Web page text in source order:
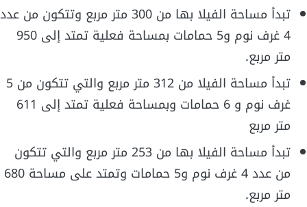
تبدأ مساحة الفيلا بها من 300 متر مربع وتتكون من عدد
4 غرف نوم و5 حمامات بمساحة فعلية تمتد إلى 950
متر مربع.
تبدأ مساحة الفيلا من 312 متر مربع والتي تتكون من 5
غرف نوم و 6 حمامات وبمساحة فعلية تمتد إلى 611
متر مربع
تبدأ مساحة الفيلا بها من 253 متر مربع والتي تتكون
من عدد 4 غرف نوم و5 حمامات وتمتد على مساحة 680
متر مربع.